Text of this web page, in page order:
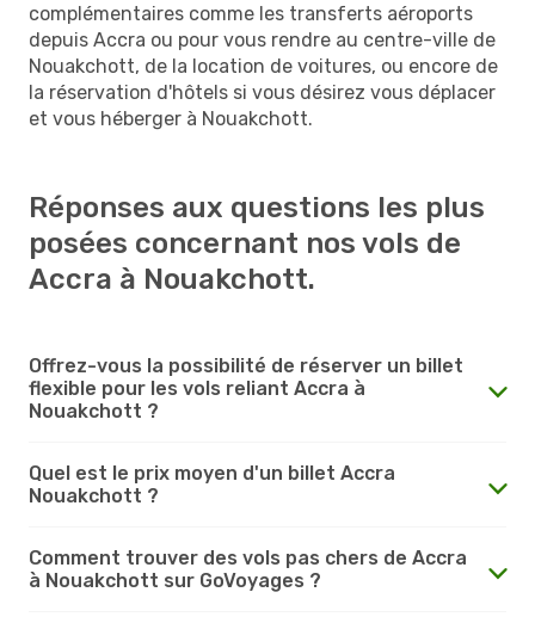
complémentaires comme les transferts aéroports
depuis Accra ou pour vous rendre au centre-ville de
Nouakchott, de la location de voitures, ou encore de
la réservation d'hôtels si vous désirez vous déplacer
et vous héberger à Nouakchott.
Réponses aux questions les plus
posées concernant nos vols de
Accra à Nouakchott.
Offrez-vous la possibilité de réserver un billet
flexible pour les vols reliant Accra à
Nouakchott ?
Quel est le prix moyen d'un billet Accra
Nouakchott ?
Comment trouver des vols pas chers de Accra
à Nouakchott sur GoVoyages ?